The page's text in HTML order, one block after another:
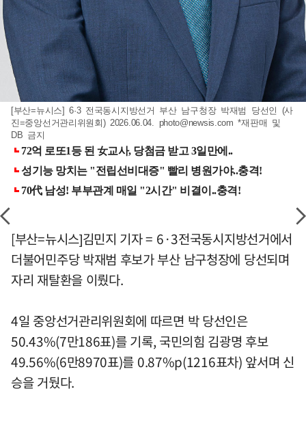
[부산=뉴시스] 6·3 전국동시지방선거 부산 남구청장 박재범 당선인 (사
진=중앙선거관리위원회) 2026.06.04. photo@newsis.com *재판매 및
DB 금지
[부산=뉴시스]김민지 기자 = 6·3전국동시지방선거에서
더불어민주당 박재범 후보가 부산 남구청장에 당선되며
자리 재탈환을 이뤘다.
4일 중앙선거관리위원회에 따르면 박 당선인은
50.43%(7만186표)를 기록, 국민의힘 김광명 후보
49.56%(6만8970표)를 0.87%p(1216표차) 앞서며 신
승을 거뒀다.